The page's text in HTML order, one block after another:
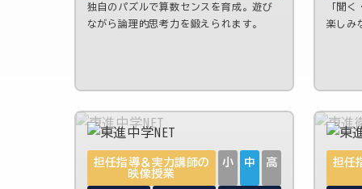
独自のパズルで算数センスを育成。遊び
ながら論理的思考力を鍛えられます。
「聞
楽しみ
担任指導＆実力講師の
映像授業
小 中 高 担任